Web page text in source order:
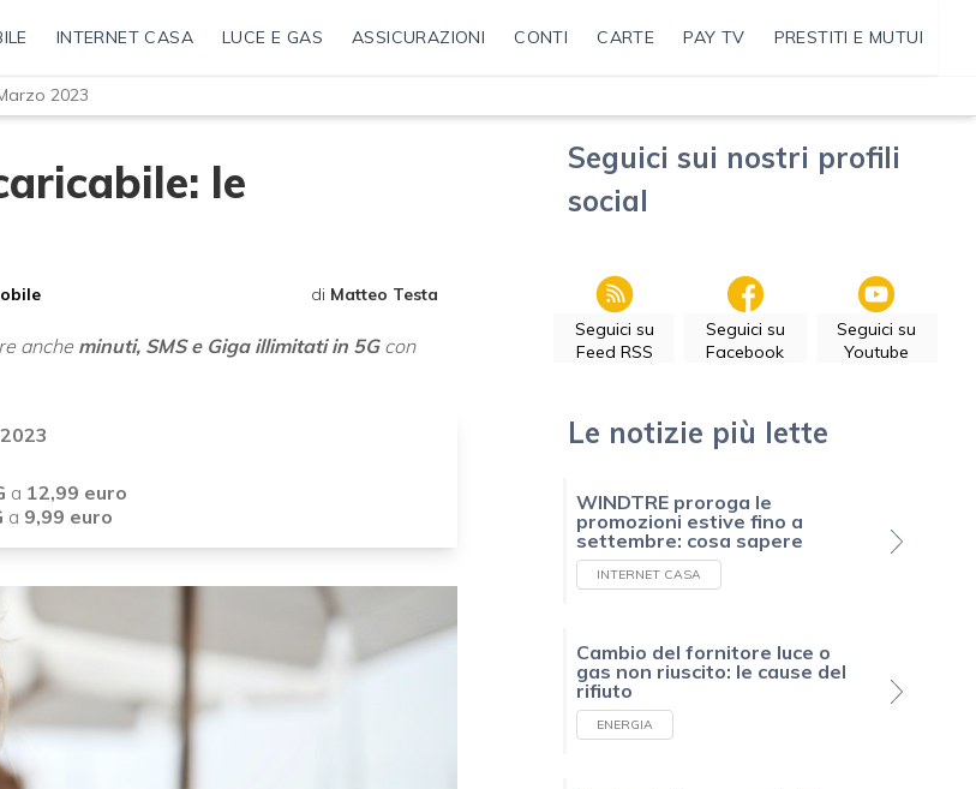
INTERNET CASA LUCE E GAS ASSICURAZIONI CONTI CARTE PAY TV PRESTITI E MUTUI
2023
le
di Matteo Testa
anche minuti, SMS e Giga illimitati in 5Gcon
a 12,99 euro
a 9,99 euro
Seguici sui nostri profili
social
Seguici su
Feed RSS
Seguici su
Facebook
Seguici su
Youtube
Le notizie più lette
WINDTRE proroga le
promozioni estive fino a
settembre: cosa sapere
INTERNET CASA
Cambio del fornitore luce o
gas non riuscito: le cause del
rifiuto
ENERGIA